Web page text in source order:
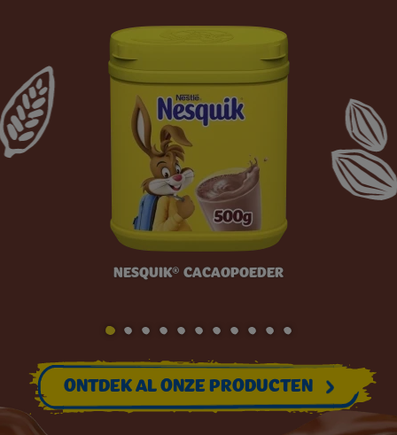
NESQUIK® CACAOPOEDER
ONTDEK AL ONZE PRODUCTEN